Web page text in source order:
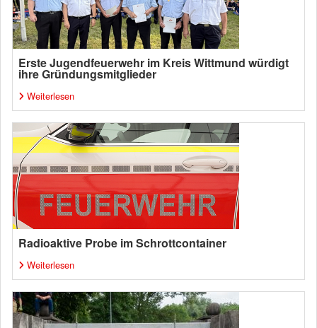
Erste Jugendfeuerwehr im Kreis Wittmund würdigt
ihre Gründungsmitglieder
Weiterlesen
Radioaktive Probe im Schrottcontainer
Weiterlesen